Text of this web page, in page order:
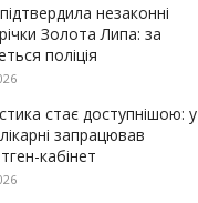
незаконні
Золота Липа: за
поліція
стає доступнішою: у
запрацював
кабінет